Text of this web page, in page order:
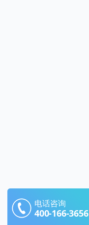
电话咨询
400-166-3656